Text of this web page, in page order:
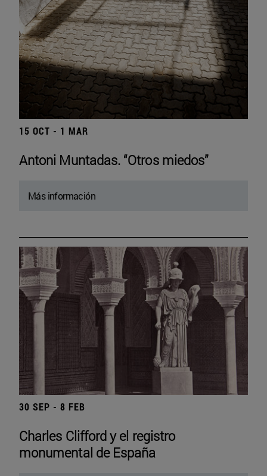
15 OCT - 1 MAR
Antoni Muntadas. “Otros miedos”
Más información
30 SEP - 8 FEB
Charles Clifford y el registro
monumental de España